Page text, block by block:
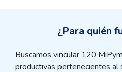
¿Para quién
Buscamos vincular 120
productivas pertenecientes al